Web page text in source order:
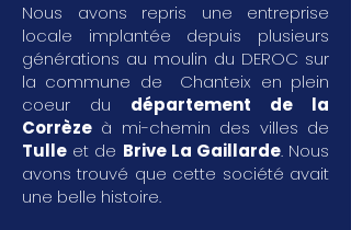
Nous avons repris une entreprise
locale implantée depuis plusieurs
générations au moulin du DEROC sur
la commune de Chanteix en plein
coeur du département de la
Corrèze à mi-chemin des villes de
Tulle et de Brive La Gaillarde. Nous
avons trouvé que cette société avait
une belle histoire.